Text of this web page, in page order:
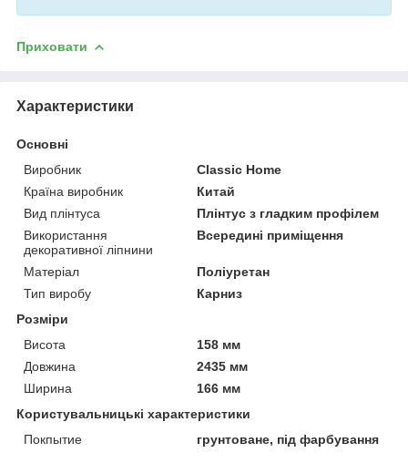
Приховати
Характеристики
Основні
Виробник
Classic Home
Країна виробник
Китай
Вид плінтуса
Плінтус з гладким профілем
Використання
декоративної ліпнини
Всередині приміщення
Матеріал
Поліуретан
Тип виробу
Карниз
Розміри
Висота
158 мм
Довжина
2435 мм
Ширина
166 мм
Користувальницькі характеристики
Покпытие
грунтоване, під фарбування